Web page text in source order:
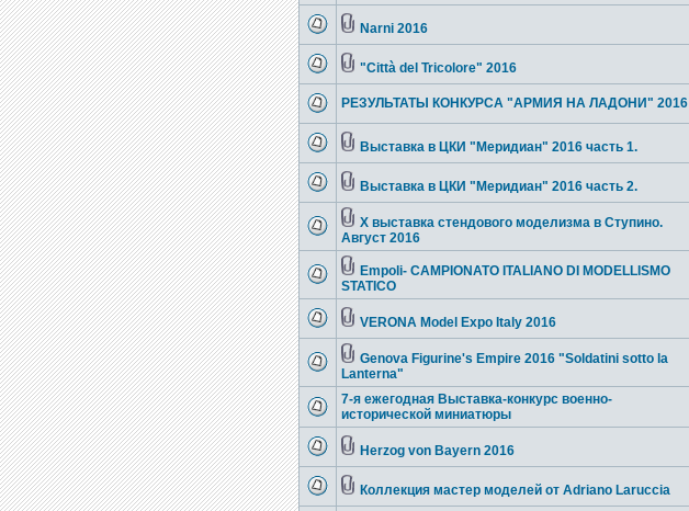
Narni 2016
"Città del Tricolore" 2016
РЕЗУЛЬТАТЫ КОНКУРСА "АРМИЯ НА ЛАДОНИ" 2016
Выставка в ЦКИ "Меридиан" 2016 часть 1.
Выставка в ЦКИ "Меридиан" 2016 часть 2.
X выставка стендового моделизма в Ступино.
Август 2016
Empoli- CAMPIONATO ITALIANO DI MODELLISMO
STATICO
VERONA Model Expo Italy 2016
Genova Figurine's Empire 2016 "Soldatini sotto la
Lanterna"
7-я ежегодная Выставка-конкурс военно-
исторической миниатюры
Herzog von Bayern 2016
Коллекция мастер моделей от Adriano Laruccia